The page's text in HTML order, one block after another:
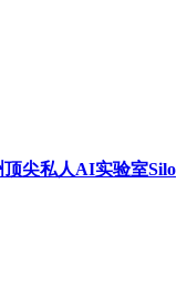
尖私人AI实验室Silo